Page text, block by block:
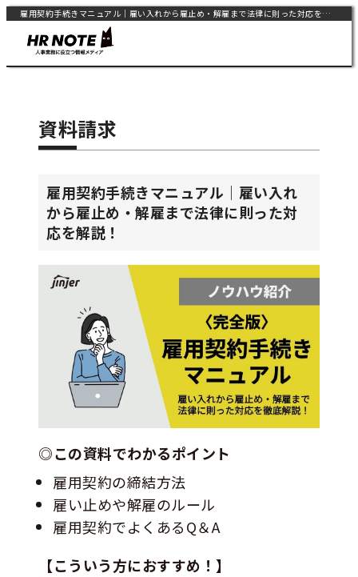
雇用契約手続きマニュアル｜雇い入れから雇止め・解雇まで法律に則った対応を解説！ | HR NOTE
資料請求
雇用契約手続きマニュアル｜雇い入れ
から雇止め・解雇まで法律に則った対
応を解説！
◎この資料でわかるポイント
雇用契約の締結方法
雇い止めや解雇のルール
雇用契約でよくあるQ＆A
【こういう方におすすめ！】